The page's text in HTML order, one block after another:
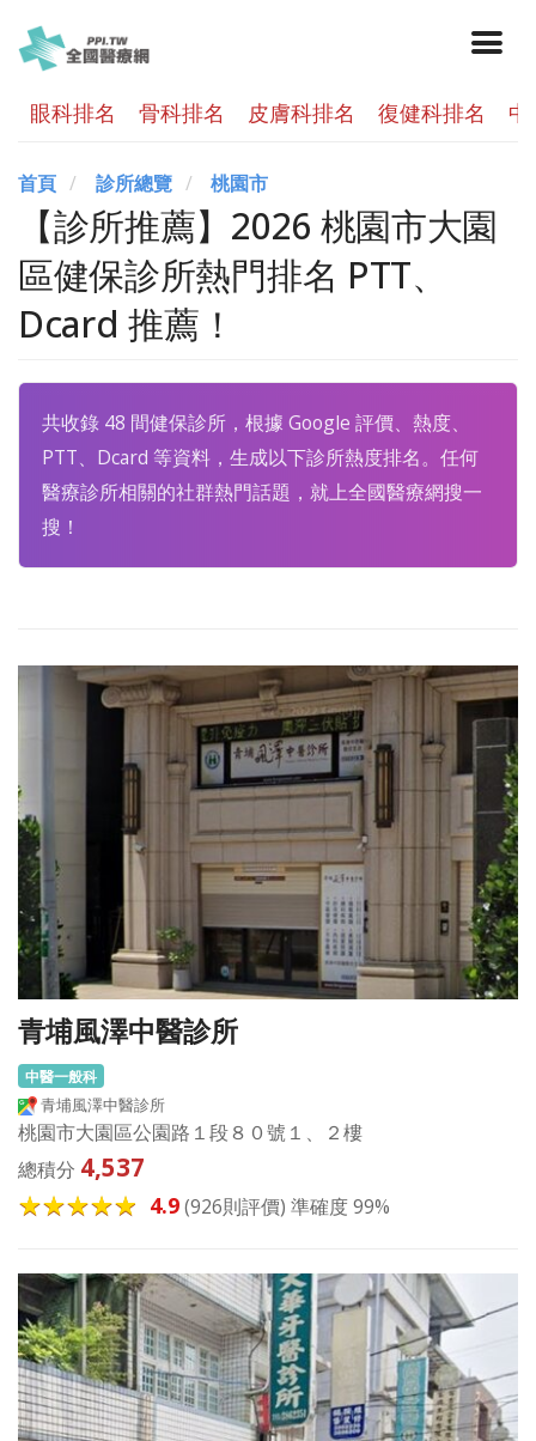
眼科排名 骨科排名 皮膚科排名 復健科排名
首頁 診所總覽 桃園市
【診所推薦】2026 桃園市大園
區健保診所熱門排名 PTT、
Dcard 推薦！
共收錄 48 間健保診所，根據 Google 評價、熱度、
PTT、Dcard 等資料，生成以下診所熱度排名。任何
醫療診所相關的社群熱門話題，就上全國醫療網搜一
搜！
青埔風澤中醫診所
中醫一般科
青埔風澤中醫診所
桃園市大園區公園路１段８０號１、２樓
總積分 4,537
4.9(926則評價) 準確度 99%